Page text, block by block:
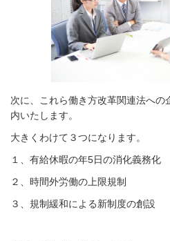
次に、これら働き方改革関連法への
内いたします。
大きくわけて３つになります。
１、有給休暇の年5日の消化義務化
２、時間外労働の上限規制
３、規制緩和による新制度の創設